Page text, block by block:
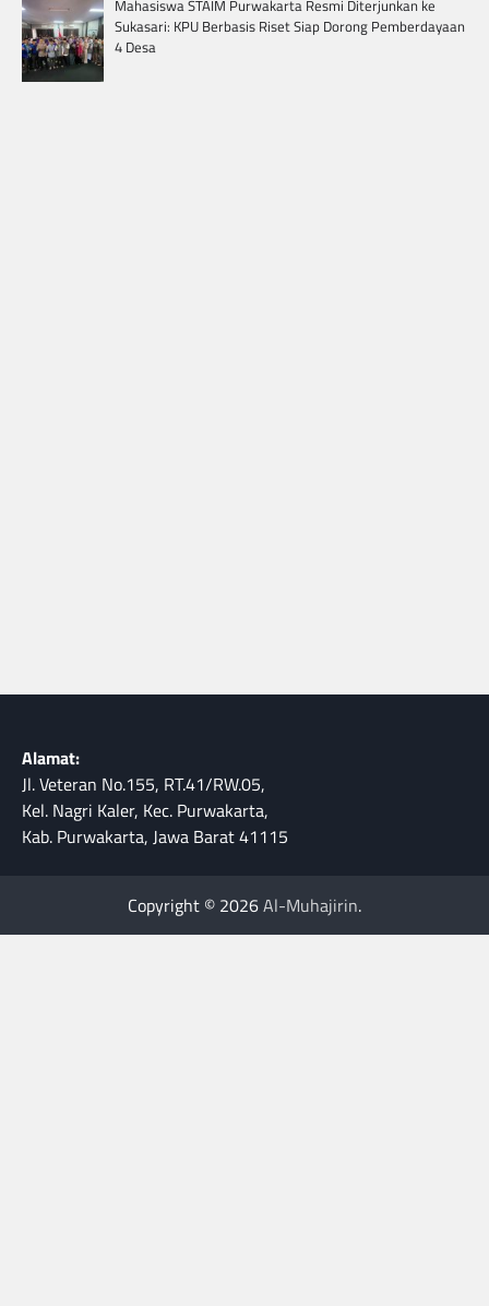
Mahasiswa STAIM Purwakarta Resmi Diterjunkan ke
Sukasari: KPU Berbasis Riset Siap Dorong Pemberdayaan
4 Desa
Alamat:
Jl. Veteran No.155, RT.41/RW.05,
Kel. Nagri Kaler, Kec. Purwakarta,
Kab. Purwakarta, Jawa Barat 41115
Copyright © 2026Al-Muhajirin.